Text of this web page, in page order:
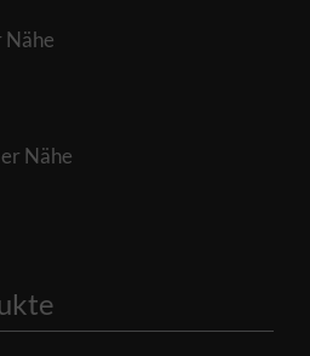
Nähe
Nähe